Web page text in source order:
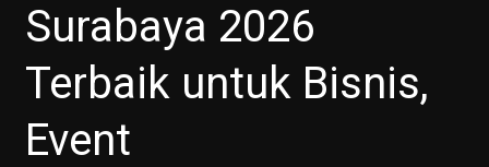
Surabaya 2026
Terbaik untuk Bisnis,
Event